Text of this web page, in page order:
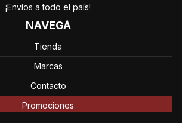
¡Envíos a todo el país!
NAVEGÁ
Tienda
Marcas
Contacto
Promociones